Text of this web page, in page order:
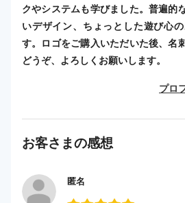
クやシステムも学びました。普遍的
いデザイン、ちょっとした遊び心
す。ロゴをご購入いただいた後、名
どうぞ、よろしくお願いします。
プロ
お客さまの感想
匿名